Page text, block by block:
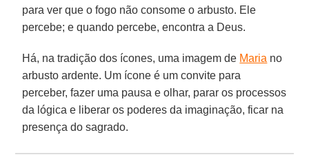
para ver que o fogo não consome o arbusto. Ele
percebe; e quando percebe, encontra a Deus.
Há, na tradição dos ícones, uma imagem de Maria no
arbusto ardente. Um ícone é um convite para
perceber, fazer uma pausa e olhar, parar os processos
da lógica e liberar os poderes da imaginação, ficar na
presença do sagrado.